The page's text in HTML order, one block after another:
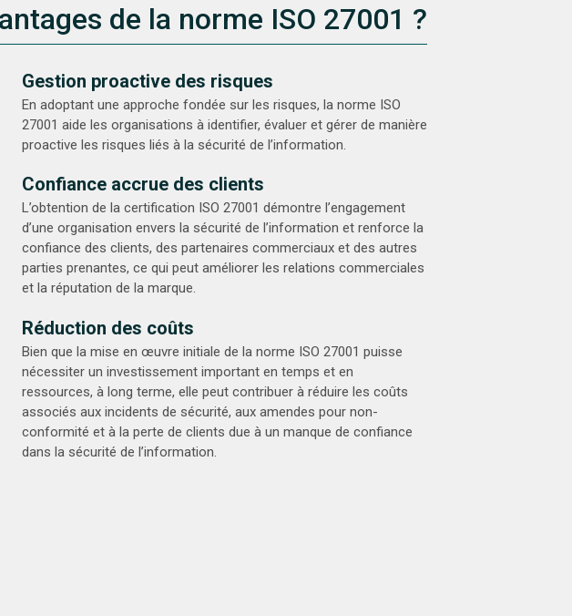
de la norme ISO 27001 ?
Gestion proactive des risques
En adoptant une approche fondée sur les risques, la norme ISO
27001 aide les organisations à identifier, évaluer et gérer de manière
proactive les risques liés à la sécurité de l’information.
Confiance accrue des clients
L’obtention de la certification ISO 27001 démontre l’engagement
d’une organisation envers la sécurité de l’information et renforce la
confiance des clients, des partenaires commerciaux et des autres
parties prenantes, ce qui peut améliorer les relations commerciales
et la réputation de la marque.
Réduction des coûts
Bien que la mise en œuvre initiale de la norme ISO 27001 puisse
nécessiter un investissement important en temps et en
ressources, à long terme, elle peut contribuer à réduire les coûts
associés aux incidents de sécurité, aux amendes pour non-
conformité et à la perte de clients due à un manque de confiance
dans la sécurité de l’information.